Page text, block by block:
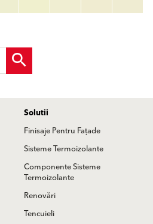
Solutii
Finisaje Pentru Fațade
Sisteme Termoizolante
Componente Sisteme
Termoizolante
Renovări
Tencuieli